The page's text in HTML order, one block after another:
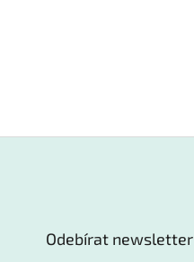
Odebírat newsletter